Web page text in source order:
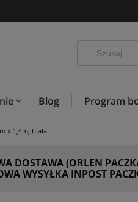
Blog Program
x 1,4m, biała
DOSTAWA (ORLEN
WYSYŁKA INPOST